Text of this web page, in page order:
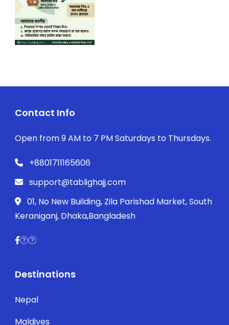
Contact Info
Open from 9 AM to 7 PM Saturdays to Thursdays.
+8801711165606
support@tablighajj.com
01, No New Building, Zila Parishad Market, South
Keraniganj, Dhaka,Bangladesh
Destinations
Nepal
Maldives